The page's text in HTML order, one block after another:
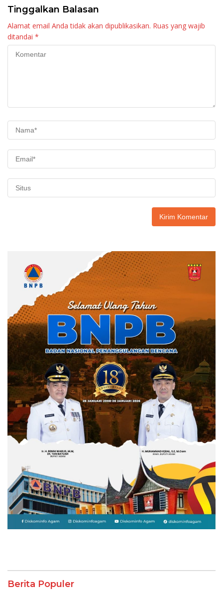
Tinggalkan Balasan
Alamat email Anda tidak akan dipublikasikan. Ruas yang wajib
ditandai *
Berita Populer